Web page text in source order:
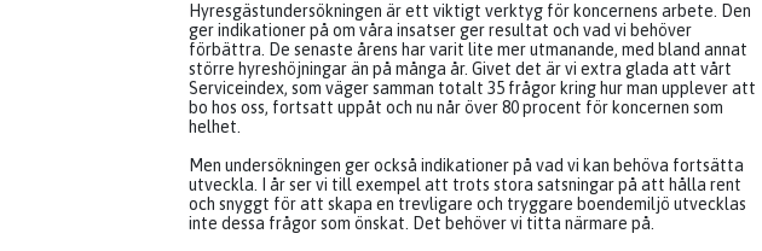
Hyresgästundersökningen är ett viktigt verktyg för koncernens arbete. Den
ger indikationer på om våra insatser ger resultat och vad vi behöver
förbättra. De senaste årens har varit lite mer utmanande, med bland annat
större hyreshöjningar än på många år. Givet det är vi extra glada att vårt
Serviceindex, som väger samman totalt 35 frågor kring hur man upplever att
bo hos oss, fortsatt uppåt och nu når över 80 procent för koncernen som
helhet.
Men undersökningen ger också indikationer på vad vi kan behöva fortsätta
utveckla. I år ser vi till exempel att trots stora satsningar på att hålla rent
och snyggt för att skapa en trevligare och tryggare boendemiljö utvecklas
inte dessa frågor som önskat. Det behöver vi titta närmare på.